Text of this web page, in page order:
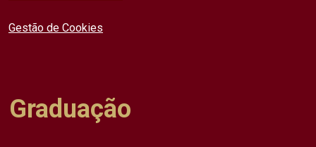
Gestão de Cookies
Graduação